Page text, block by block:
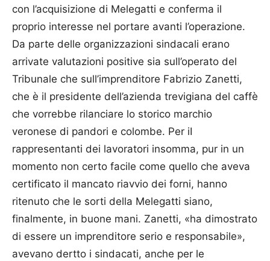
con l’acquisizione di Melegatti e conferma il
proprio interesse nel portare avanti l’operazione.
Da parte delle organizzazioni sindacali erano
arrivate valutazioni positive sia sull’operato del
Tribunale che sull’imprenditore Fabrizio Zanetti,
che è il presidente dell’azienda trevigiana del caffè
che vorrebbe rilanciare lo storico marchio
veronese di pandori e colombe. Per iI
rappresentanti dei lavoratori insomma, pur in un
momento non certo facile come quello che aveva
certificato il mancato riavvio dei forni, hanno
ritenuto che le sorti della Melegatti siano,
finalmente, in buone mani. Zanetti, «ha dimostrato
di essere un imprenditore serio e responsabile»,
avevano dertto i sindacati, anche per le